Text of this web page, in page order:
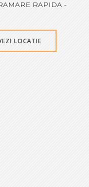
RAPIDA -
LOCATIE